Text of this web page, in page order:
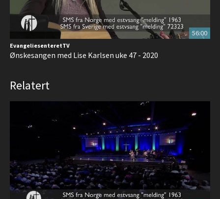
56:00
EvangeliesenteretTV
Ønskesangen med Lise Karlsen uke 47 - 2020
Relatert